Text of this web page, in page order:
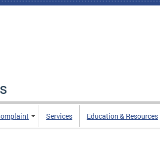
Services Education & Resources